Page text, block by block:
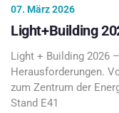
07. März 2026
Light+Building
Light + Building 2026
Herausforderungen.
zum Zentrum der
Stand E41